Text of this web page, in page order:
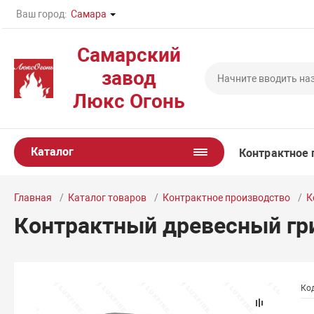
Ваш город: Самара
Самарский
завод
Люкс Огонь
Каталог Контрактное
Главная Каталог товаров Контрактное производство
Контрактный древесный